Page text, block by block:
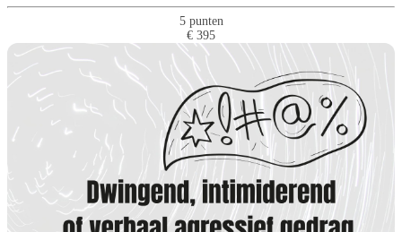
5 punten
€ 395